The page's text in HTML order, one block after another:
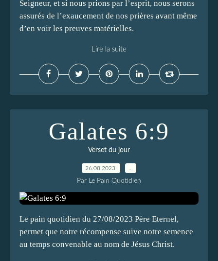
Seigneur, et si nous prions par l’esprit, nous serons
assurés de l’exaucement de nos prières avant même
d’en voir les preuves matérielles.
Lire la suite
Galates 6:9
Verset du jour
26.08.2023
Par Le Pain Quotidien
Le pain quotidien du 27/08/2023 Père Eternel,
permet que notre récompense suive notre semence
au temps convenable au nom de Jésus Christ.